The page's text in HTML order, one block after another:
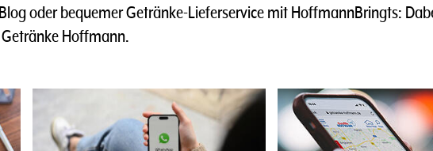
oder bequemer Getränke-Lieferservice mit HoffmannBringts:
Hoffmann.